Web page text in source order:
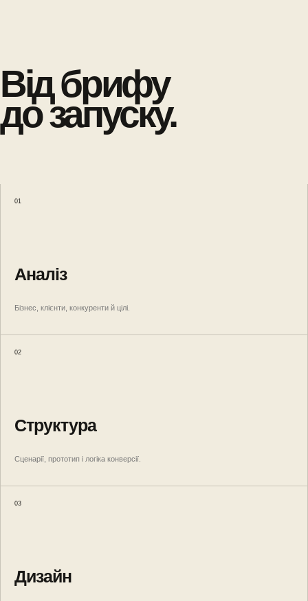
Від брифу
до запуску.
01
Аналіз
Бізнес, клієнти, конкуренти й цілі.
02
Структура
Сценарії, прототип і логіка конверсії.
03
Дизайн